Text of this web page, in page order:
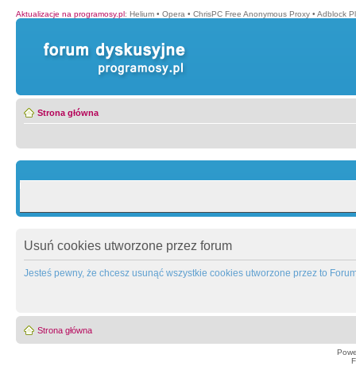
Aktualizacje na programosy.pl: Helium • Opera • ChrisPC Free Anonymous Proxy • Adblock
Strona główna
Usuń cookies utworzone przez forum
Jesteś pewny, że chcesz usunąć wszystkie cookies utworzone przez to
Strona główna